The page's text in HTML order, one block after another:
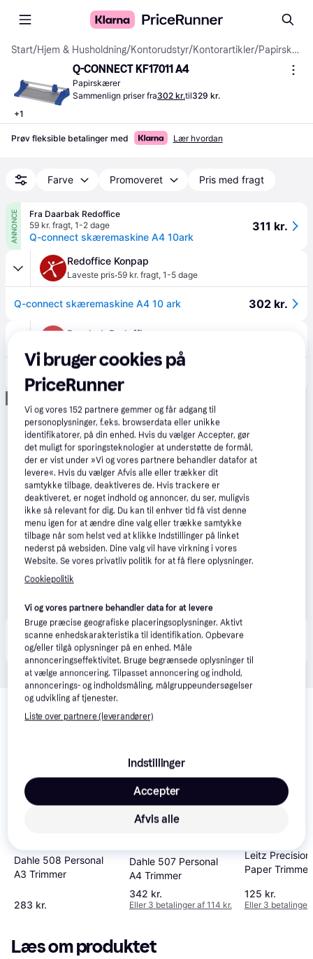
Start/Hjem & Husholdning/Kontorudstyr/Kontorartikler/ Papirskærere
+1
Q-CONNECT KF17011 A4
Papirskærer
Sammenlign priser fra302 kr.til329 kr.
Prøv fleksible betalinger med Lær hvordan
Farve Promoveret Pris med fragt
ANNONCE
Fra Daarbak Redoffice
59 kr. fragt, 1-2 dage
Q-connect skæremaskine A4 10ark
311 kr.
Redoffice Konpap
Laveste pris·59 kr. fragt, 1-5 dage
Q-connect skæremaskine A4 10 ark 302 kr.
Daarbak Redoffice
Q-connect skæremaskine A4 10ark
Produktet fås også hos 1 butik, som ikke er betalende
kunde i denne kategori.
Relaterede produkter
Se vores forslag til andre produkter, der matcher dine
Dahle 508 Personal
A3 Trimmer
283 kr.
Trender
Dahle 507 Personal
A4 Trimmer
342 kr.
Eller 3 betalinger af 114 kr.
Leitz Precision
Paper
125 kr.
Eller 3 betalinger
Læs om produktet
Vi bruger cookies på
PriceRunner
Vi og vores152 partnere gemmer og får adgang til
personoplysninger, f.eks. browserdata eller unikke
identifikatorer, på din enhed. Hvis du vælger Accepter, gør
det muligt for sporingsteknologier at understøtte de formål,
der er vist under »Vi og vores partnere behandler datafor at
levere«. Hvis du vælger Afvis alle eller trækker dit
samtykke tilbage, deaktiveres de. Hvis trackere er
deaktiveret, er noget indhold og annoncer, du ser, muligvis
ikke så relevant for dig. Du kan til enhver tid få vist denne
menu igen for at ændre dine valg eller trække samtykke
tilbage når som helst ved at klikke Indstillinger på linket
nederst på websiden. Dine valg vil have virkning i vores
Website. Se vores privatliv politik for at få flere oplysninger.
Cookiepolitik
Vi og vores partnere behandler data for at levere
Bruge præcise geografiske placeringsoplysninger. Aktivt
scanne enhedskarakteristika til identifikation. Opbevare
og/eller tilgå oplysninger på en enhed. Måle
annonceringseffektivitet. Bruge begrænsede oplysninger til
at vælge annoncering. Tilpasset annoncering og indhold,
annoncerings- og indholdsmåling, målgruppeundersøgelser
og udvikling af tjenester.
Liste over partnere (leverandører)
Indstillinger
Afvis alle
Accepter